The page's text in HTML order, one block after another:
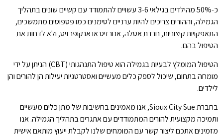
כ-50% מהילדים בגילאי 3-6 עשויים להתמודד עם קשיים שונים בתהליך
הגמילה, וההורים צריכים להיות ערניים לסימנים כמו פספוסים מתמשכים,
התאפקויות קיצוניות, חרדת אסלה, אנורזיס או אנקופרזיס, ולא לדחות את
הטיפול בהם.
הטיפול המומלץ לבעיות בגמילה הוא טיפול התנהגותי (CBT) הניתן על ידי
מומחה בתחום, שיכול לספק כלים מעשיים ואסטרטגיות יעילות הן להורים והן
לילדים.
בחברת Sioux City Sue, אנו מאמינים בחשיבות של מתן כלים מעשיים
ותמיכה מקצועית להורים המתמודדים עם אתגרים בתהליך הגמילה. אנו
מזמינים אתכם ליצור קשר עם המומחים שלנו לקבלת ייעוץ מותאם אישית